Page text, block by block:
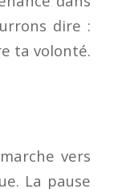
dire :
ta volonté.
vers
La pause